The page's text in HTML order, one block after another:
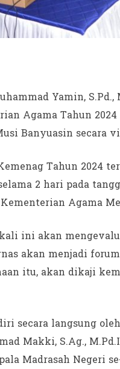
Yamin,
Agama Tahun
Banyuasin
Tahun 2024
2 hari pada
Agama
ini akan
akan menjadi
itu, akan dikaji
secara langsung
Makki, S.Ag.,
Madrasah Negeri